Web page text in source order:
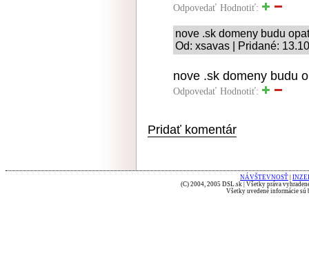
Odpovedať Hodnotiť:
nove .sk domeny budu
Od: xsavas | Pridané:
nove .sk domeny budu
Odpovedať Hodnotiť:
Pridať komentár
NÁVŠTEVNOSŤ
(C) 2004, 2005 DSL.sk | Všetky práva
Všetky uvedené informácie sú